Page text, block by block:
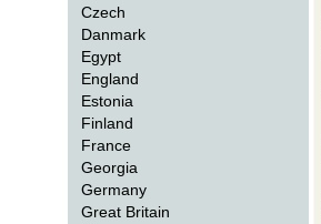
Czech
Danmark
Egypt
England
Estonia
Finland
France
Georgia
Germany
Great Britain